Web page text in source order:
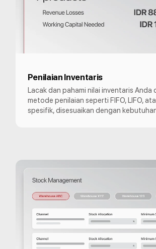
Penilaian Inventaris
Lacak dan pahami nilai inventaris Anda
metode penilaian seperti FIFO, LIFO,
spesifik, disesuaikan dengan